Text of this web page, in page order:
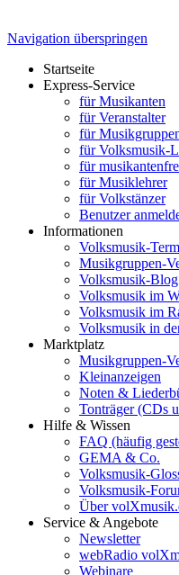
Navigation überspringen
Startseite
Express-Service
für Musikanten
für Veranstalter
für
für Volksmusik-
für
für Musiklehrer
für Volkstänzer
Benutzer
Informationen
Volksmusik-
Musikgruppen-
Volksmusik-Blog
Volksmusik im
Volksmusik im
Volksmusik in
Marktplatz
Musikgruppen-
Kleinanzeigen
Noten &
Tonträger (CDs
Hilfe & Wissen
FAQ (häufig
GEMA & Co.
Volksmusik-
Volksmusik-
Über
Service & Angebote
Newsletter
webRadio
Webinare